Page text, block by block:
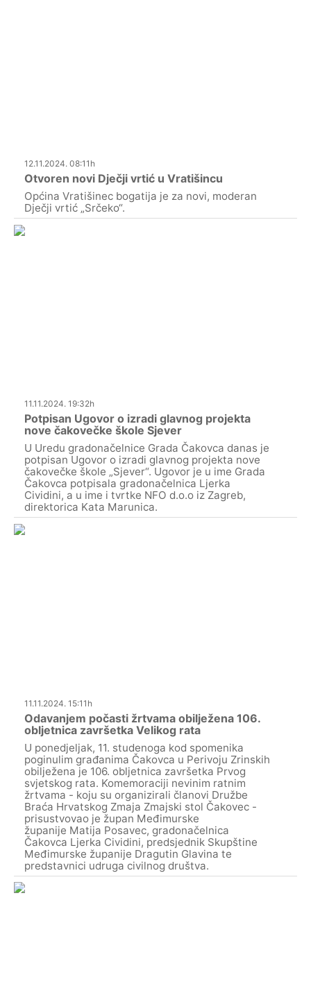
12.11.2024. 08:11h
Otvoren novi Dječji vrtić u Vratišincu
Općina Vratišinec bogatija je za novi, moderan
Dječji vrtić „Srčeko“.
11.11.2024. 19:32h
Potpisan Ugovor o izradi glavnog projekta
nove čakovečke škole Sjever
U Uredu gradonačelnice Grada Čakovca danas je
potpisan Ugovor o izradi glavnog projekta nove
čakovečke škole „Sjever“. Ugovor je u ime Grada
Čakovca potpisala gradonačelnica Ljerka
Cividini, a u ime i tvrtke NFO d.o.o iz Zagreb,
direktorica Kata Marunica.
11.11.2024. 15:11h
Odavanjem počasti žrtvama obilježena 106.
obljetnica završetka Velikog rata
U ponedjeljak, 11. studenoga kod spomenika
poginulim građanima Čakovca u Perivoju Zrinskih
obilježena je 106. obljetnica završetka Prvog
svjetskog rata. Komemoraciji nevinim ratnim
žrtvama - koju su organizirali članovi Družbe
Braća Hrvatskog Zmaja Zmajski stol Čakovec -
prisustvovao je župan Međimurske
županije Matija Posavec, gradonačelnica
Čakovca Ljerka Cividini, predsjednik Skupštine
Međimurske županije Dragutin Glavina te
predstavnici udruga civilnog društva.